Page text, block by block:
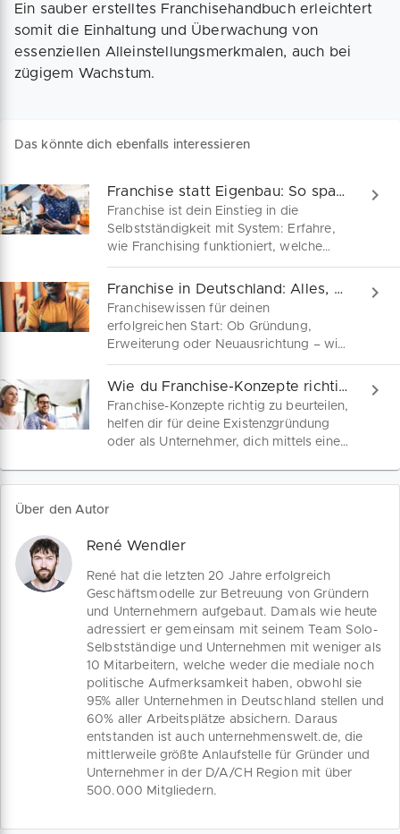
Ein sauber erstelltes Franchisehandbuch erleichtert
somit die Einhaltung und Überwachung von
essenziellen Alleinstellungsmerkmalen, auch bei
zügigem Wachstum.
Das könnte dich ebenfalls interessieren
Franchise statt Eigenbau: So sparst du dir Umwege
Franchise ist dein Einstieg in die
Selbstständigkeit mit System: Erfahre,
wie Franchising funktioniert, welche
Modelle zu dir passen und welche
Kosten dich erwarten – kompakt und
verständlich für deinen erfolgreichen
Start in Deutschland.
Franchise in Deutschland: Alles, was du wissen musst
Franchisewissen für deinen
erfolgreichen Start: Ob Gründung,
Erweiterung oder Neuausrichtung – wir
geben dir Tipps aus der Franchise-
Branche für Auswahl, Aufbau und
Führung deines Franchise-
Unternehmens.
Wie du Franchise-Konzepte richtig beurteilst
Franchise-Konzepte richtig zu beurteilen,
helfen dir für deine Existenzgründung
oder als Unternehmer, dich mittels eines
Übersicht nachfolgend
zusammengefasst.
Über den Autor
René Wendler
René hat die letzten 20 Jahre erfolgreich
Geschäftsmodelle zur Betreuung von Gründern
und Unternehmern aufgebaut. Damals wie heute
adressiert er gemeinsam mit seinem Team Solo-
Selbstständige und Unternehmen mit weniger als
10 Mitarbeitern, welche weder die mediale noch
politische Aufmerksamkeit haben, obwohl sie
95% aller Unternehmen in Deutschland stellen und
60% aller Arbeitsplätze absichern. Daraus
entstanden ist auch unternehmenswelt.de, die
mittlerweile größte Anlaufstelle für Gründer und
Unternehmer in der D/A/CH Region mit über
500.000 Mitgliedern.